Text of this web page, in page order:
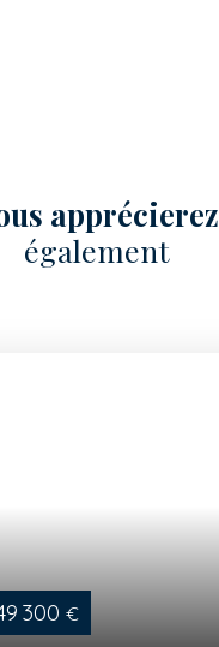
apprécierez
également
300 €